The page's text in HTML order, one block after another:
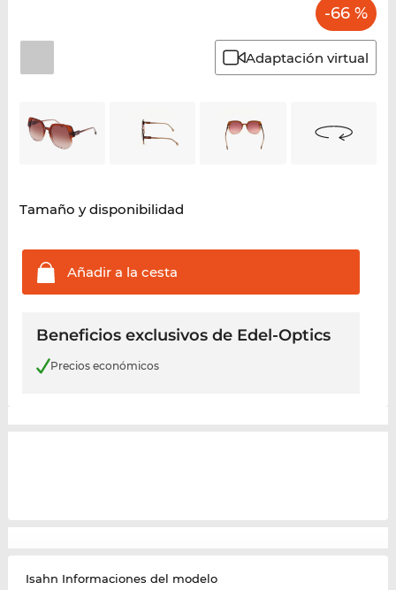
-66 %
Adaptación virtual
Tamaño y disponibilidad
Añadir a la cesta
Beneficios exclusivos de Edel-Optics
Precios económicos
Isahn Informaciones del modelo